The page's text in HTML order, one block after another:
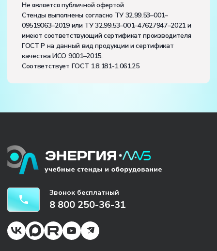
Не является публичной офертой
Стенды выполнены согласно ТУ 32.99.53–001–
09519063–2019 или ТУ 32.99.53–001–47627947–2021 и
имеют соответствующий сертификат производителя
ГОСТ Р на данный вид продукции и сертификат
качества ИСО 9001–2015.
Соответствует ГОСТ 1.8.181-1.061.25
Звонок бесплатный
8 800 250-36-31